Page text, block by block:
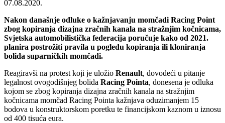
07.08.2020.
Nakon današnje odluke o kažnjavanju momčadi Racing Point
zbog kopiranja dizajna zračnih kanala na stražnjim kočnicama,
Svjetska automobilistička federacija poručuje kako od 2021.
planira postrožiti pravila u pogledu kopiranja ili kloniranja
bolida suparničkih momčadi.
Reagiravši na protest koji je uložio Renault, dovodeći u pitanje
legalnost ovogodišnjeg bolida Racing Pointa, donesena je odluka
kojom se zbog kopiranja dizajna zračnih kanala na stražnjim
kočnicama momčad Racing Pointa kažnjava oduzimanjem 15
bodova u konstruktorskom poretku te financijskom kaznom u iznosu
od 400 tisuća eura.